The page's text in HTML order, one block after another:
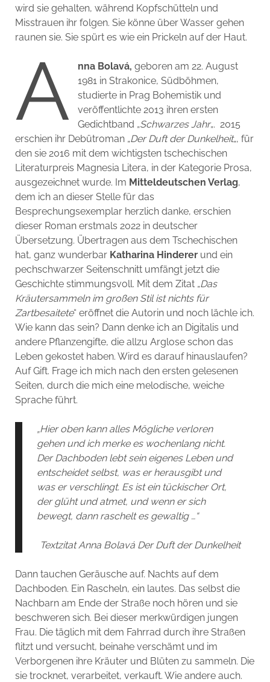
wird sie gehalten, während Kopfschütteln und
Misstrauen ihr folgen. Sie könne über Wasser gehen
raunen sie. Sie spürt es wie ein Prickeln auf der Haut.
A nna Bolavá,geboren am 22. August
1981 in Strakonice, Südböhmen,
studierte in Prag Bohemistik und
veröffentlichte 2013 ihren ersten
Gedichtband „Schwarzes Jahr„. 2015
erschien ihr Debütroman „Der Duft der Dunkelheit„, für
den sie 2016 mit dem wichtigsten tschechischen
Literaturpreis Magnesia Litera, in der Kategorie Prosa,
ausgezeichnet wurde. Im Mitteldeutschen Verlag,
dem ich an dieser Stelle für das
Besprechungsexemplar herzlich danke, erschien
dieser Roman erstmals 2022 in deutscher
Übersetzung. Übertragen aus dem Tschechischen
hat, ganz wunderbar Katharina Hindererund ein
pechschwarzer Seitenschnitt umfängt jetzt die
Geschichte stimmungsvoll. Mit dem Zitat „Das
Kräutersammeln im großen Stil ist nichts für
Zartbesaitete“ eröffnet die Autorin und noch lächle ich.
Wie kann das sein? Dann denke ich an Digitalis und
andere Pflanzengifte, die allzu Arglose schon das
Leben gekostet haben. Wird es darauf hinauslaufen?
Auf Gift. Frage ich mich nach den ersten gelesenen
Seiten, durch die mich eine melodische, weiche
Sprache führt.
„Hier oben kann alles Mögliche verloren
gehen und ich merke es wochenlang nicht.
Der Dachboden lebt sein eigenes Leben und
entscheidet selbst, was er herausgibt und
was er verschlingt. Es ist ein tückischer Ort,
der glüht und atmet, und wenn er sich
bewegt, dann raschelt es gewaltig …“
Textzitat Anna Bolavá Der Duft der Dunkelheit
Dann tauchen Geräusche auf. Nachts auf dem
Dachboden. Ein Rascheln, ein lautes. Das selbst die
Nachbarn am Ende der Straße noch hören und sie
beschweren sich. Bei dieser merkwürdigen jungen
Frau. Die täglich mit dem Fahrrad durch ihre Straßen
flitzt und versucht, beinahe verschämt und im
Verborgenen ihre Kräuter und Blüten zu sammeln. Die
sie trocknet, verarbeitet, verkauft. Wie andere auch.